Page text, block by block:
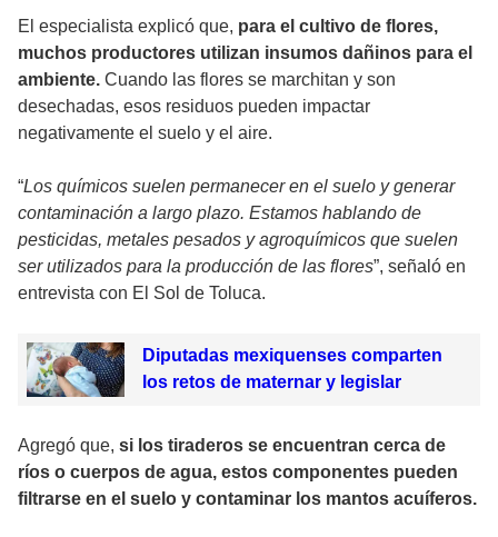
El especialista explicó que, para el cultivo de flores,
muchos productores utilizan insumos dañinos para el
ambiente. Cuando las flores se marchitan y son
desechadas, esos residuos pueden impactar
negativamente el suelo y el aire.
“Los químicos suelen permanecer en el suelo y generar
contaminación a largo plazo. Estamos hablando de
pesticidas, metales pesados y agroquímicos que suelen
ser utilizados para la producción de las flores”, señaló en
entrevista con El Sol de Toluca.
Diputadas mexiquenses comparten
los retos de maternar y legislar
Agregó que, si los tiraderos se encuentran cerca de
ríos o cuerpos de agua, estos componentes pueden
filtrarse en el suelo y contaminar los mantos acuíferos.